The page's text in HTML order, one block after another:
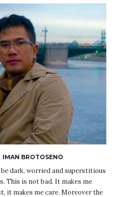
IMAN BROTOSENO
dark, worried and superstitious
This is not bad. It makes me
it makes me care. Moreover the